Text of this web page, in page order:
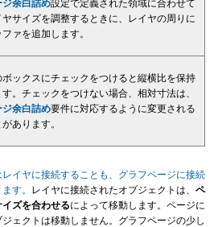
ジ余白詰め設定で定義された領域に合わせて
ヤサイズを調整するときに、レイヤの周りに
ァを追加します。
ボックスにチェックをつけると縦横比を保持
す。チェックをつけない場合、相対寸法は、
ジ余白詰め要件に対応するように変更される
あります。
イヤに接続することも、グラフページに接続
す。 レイヤに接続されたオブジェクトは、 ペ
ズを合わせるによって移動します。ページに
ェクトは移動しません。グラフページの少し